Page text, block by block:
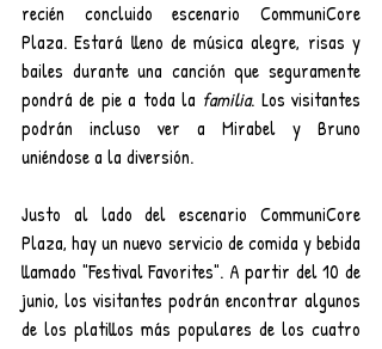
recién concluido escenario CommuniCore
Plaza. Estará lleno de música alegre, risas y
bailes durante una canción que seguramente
pondrá de pie a toda la familia. Los visitantes
podrán incluso ver a Mirabel y Bruno
uniéndose a la diversión.
Justo al lado del escenario CommuniCore
Plaza, hay un nuevo servicio de comida y bebida
llamado "Festival Favorites". A partir del 10 de
junio, los visitantes podrán encontrar algunos
de los platillos más populares de los cuatro